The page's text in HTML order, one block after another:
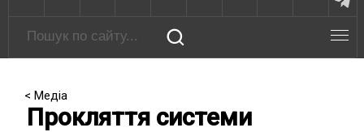
< Медіа
Прокляття системи